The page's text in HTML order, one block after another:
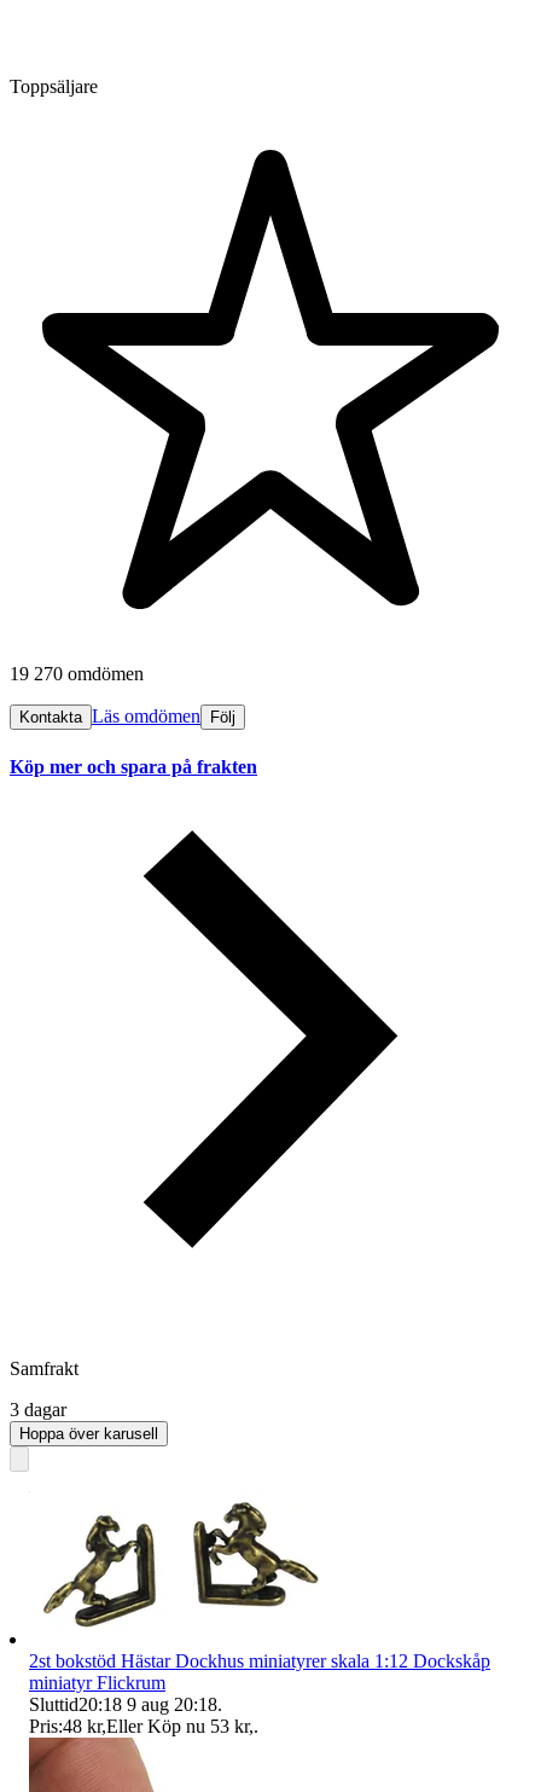
Toppsäljare
19 270 omdömen
Kontakta Läs omdömen Följ
Köp mer och spara på frakten
Samfrakt
3 dagar
Hoppa över karusell
2st bokstöd Hästar Dockhus miniatyrer skala 1:12 Dockskåp
miniatyr Flickrum
Sluttid20:18 9 aug 20:18.
Pris:48 kr,Eller Köp nu 53 kr,.